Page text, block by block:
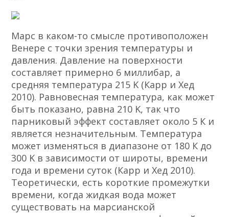
Марс в каком-то смысле противоположен
Венере с точки зрения температуры и
давления. Давление на поверхности
составляет примерно 6 миллибар, а
средняя температура 215 K (Карр и Хед
2010). Равновесная температура, как может
быть показано, равна 210 K, так что
парниковый эффект составляет около 5 К и
является незначительным. Температура
может изменяться в диапазоне от 180 К до
300 K в зависимости от широты, времени
года и времени суток (Карр и Хед 2010).
Теоретически, есть короткие промежутки
времени, когда жидкая вода может
существовать на марсианской